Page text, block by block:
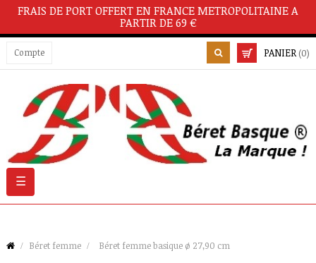
FRAIS DE PORT OFFERT EN FRANCE METROPOLITAINE A
PARTIR DE 69 €
Compte PANIER (0)
Basculer
la
navigation
☰
Béret femme Béret femme basique ø 27,90 cm